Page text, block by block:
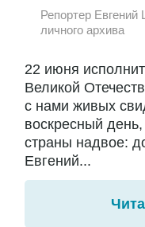
Репортер Евгений
личного архива
22 июня
Великой
с нами живых
воскресный
страны надвое:
Евгений...